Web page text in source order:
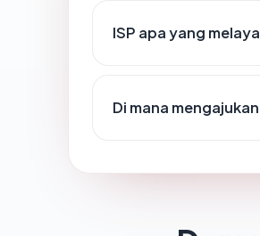
ISP apa yang
Di mana